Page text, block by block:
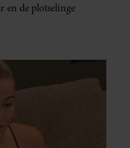
en de plotselinge